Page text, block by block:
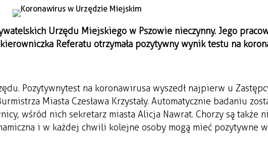
Urzędu Miejskiego w Pszowie nieczynny. Jego
Referatu otrzymała pozytywny wynik testu na
Pozytywny test na koronawirusa wyszedł najpierw u
Miasta Czesława Krzystały. Automatycznie badaniu
wśród nich sekretarz miasta Alicja Nawrat. Chorzy są także
i w każdej chwili kolejne osoby mogą mieć pozytywne